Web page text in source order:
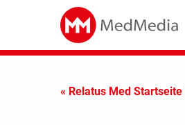
« Relatus Med Startseite